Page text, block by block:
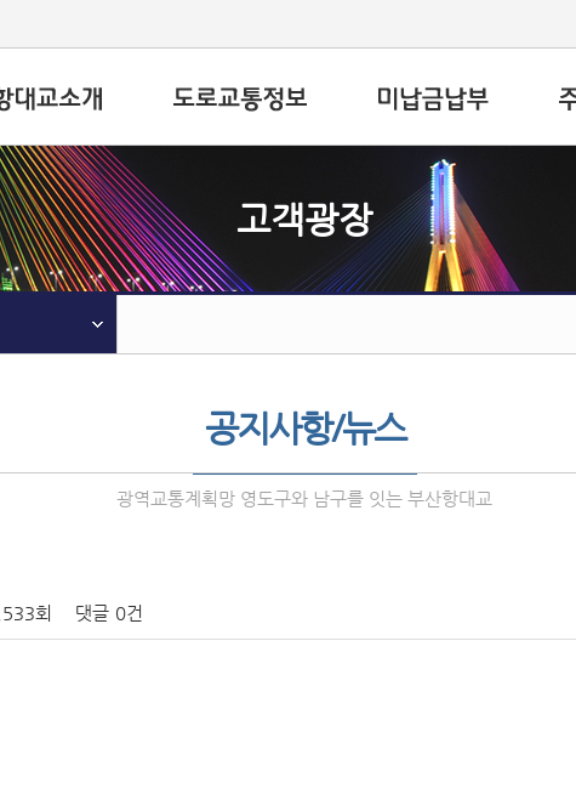
고객광장
공지사항/뉴스
광역교통계획망 영도구와 남구를 잇는 부산항대교
회 댓글 0건